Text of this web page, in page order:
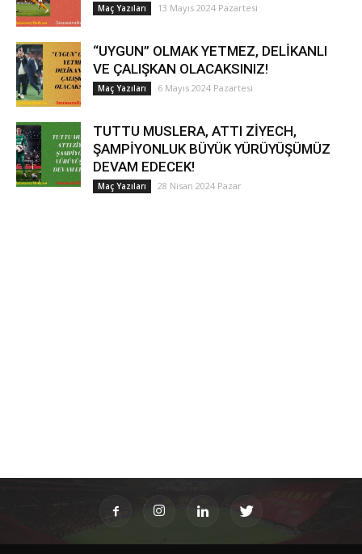
Maç Yazıları 13 Mayıs 2024 Pazartesi
“UYGUN” OLMAK YETMEZ, DELİKANLI
VE ÇALIŞKAN OLACAKSINIZ!
Maç Yazıları 6 Mayıs 2024 Pazartesi
TUTTU MUSLERA, ATTI ZİYECH,
ŞAMPİYONLUK BÜYÜK YÜRÜYÜŞÜMÜZ
DEVAM EDECEK!
Maç Yazıları 28 Nisan 2024 Pazar